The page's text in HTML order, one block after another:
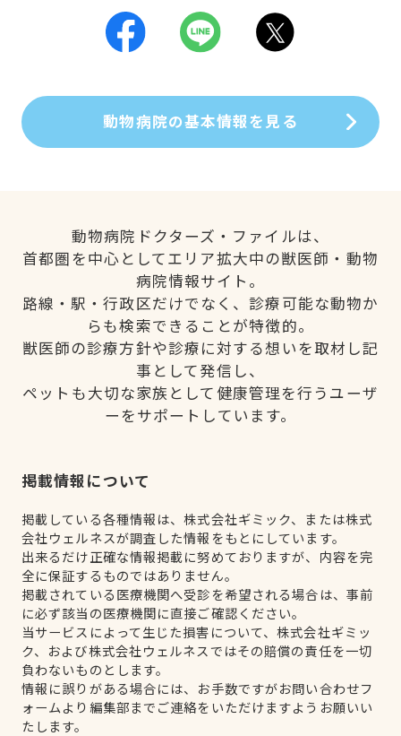
動物病院の基本情報を見る
動物病院ドクターズ・ファイルは、
首都圏を中心としてエリア拡大中の獣医師・動物
病院情報サイト。
路線・駅・行政区だけでなく、診療可能な動物か
らも検索できることが特徴的。
獣医師の診療方針や診療に対する想いを取材し記
事として発信し、
ペットも大切な家族として健康管理を行うユーザ
ーをサポートしています。
掲載情報について
掲載している各種情報は、株式会社ギミック、または株式
会社ウェルネスが調査した情報をもとにしています。
出来るだけ正確な情報掲載に努めておりますが、内容を完
全に保証するものではありません。
掲載されている医療機関へ受診を希望される場合は、事前
に必ず該当の医療機関に直接ご確認ください。
当サービスによって生じた損害について、株式会社ギミッ
ク、および株式会社ウェルネスではその賠償の責任を一切
負わないものとします。
情報に誤りがある場合には、お手数ですがお問い合わせフ
ォームより編集部までご連絡をいただけますようお願いい
たします。